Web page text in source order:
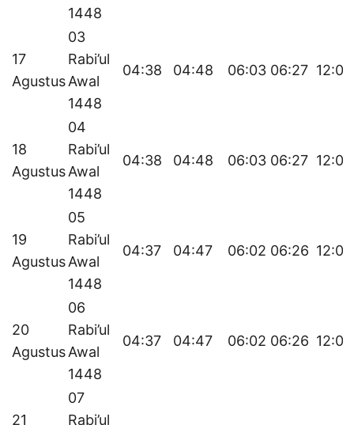
1448
17
Agustus
03
Rabi’ul
Awal
1448
04:38 04:48 06:03 06:27 12:05
18
Agustus
04
Rabi’ul
Awal
1448
04:38 04:48 06:03 06:27 12:05
19
Agustus
05
Rabi’ul
Awal
1448
04:37 04:47 06:02 06:26 12:05
20
Agustus
06
Rabi’ul
Awal
1448
04:37 04:47 06:02 06:26 12:05
21
07
Rabi’ul